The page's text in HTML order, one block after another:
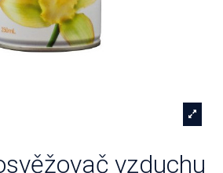
vzduchu